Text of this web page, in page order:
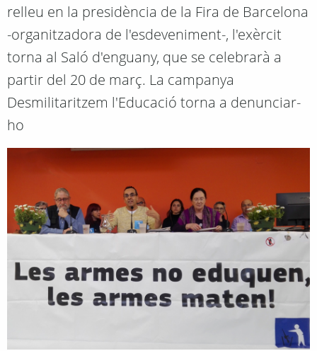
relleu en la presidència de la Fira de Barcelona
-organitzadora de l'esdeveniment-, l'exèrcit
torna al Saló d'enguany, que se celebrarà a
partir del 20 de març. La campanya
Desmilitaritzem l'Educació torna a denunciar-
ho